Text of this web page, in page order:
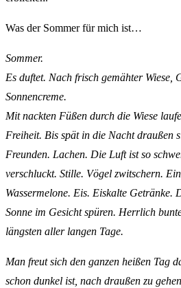
Was der Sommer für mich ist…
Sommer.
Es duftet. Nach frisch gemähter Wiese,
Sonnencreme.
Mit nackten Füßen durch die Wiese
Freiheit. Bis spät in die Nacht draußen
Freunden. Lachen. Die Luft ist so
verschluckt. Stille. Vögel zwitschern.
Wassermelone. Eis. Eiskalte Getränke.
Sonne im Gesicht spüren. Herrlich
längsten aller langen Tage.
Man freut sich den ganzen heißen Tag
schon dunkel ist, nach draußen zu